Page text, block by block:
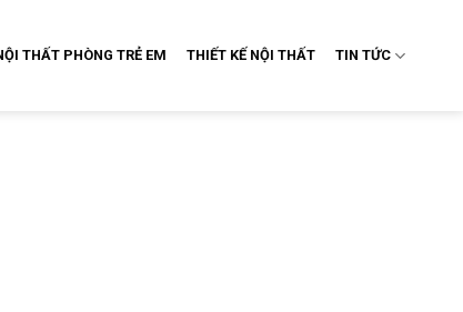
THẤT PHÒNG TRẺ EM THIẾT KẾ NỘI THẤT TIN TỨC